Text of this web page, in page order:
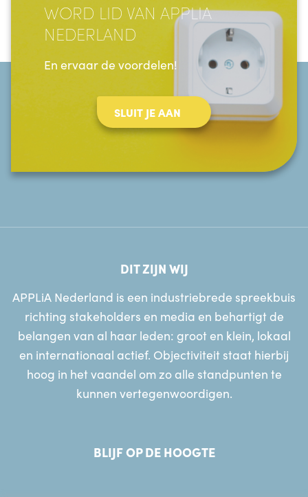
WORD LID VAN APPLIA
NEDERLAND
En ervaar de voordelen!
SLUIT JE AAN
DIT ZIJN WIJ
APPLiA Nederland is een industriebrede spreekbuis
richting stakeholders en media en behartigt de
belangen van al haar leden: groot en klein, lokaal
en internationaal actief. Objectiviteit staat hierbij
hoog in het vaandel om zo alle standpunten te
kunnen vertegenwoordigen.
BLIJF OP DE HOOGTE